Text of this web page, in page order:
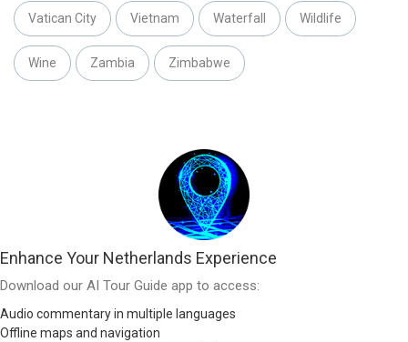
Vatican City Vietnam Waterfall Wildlife
Wine Zambia Zimbabwe
Enhance Your Netherlands Experience
Download our AI Tour Guide app to access:
Audio commentary in multiple languages
Offline maps and navigation